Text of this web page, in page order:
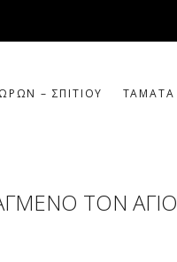
– ΣΠΙΤΙΟΥ ΤΑΜΑΤΑ
ΤΟΝ ΑΓΙΟ